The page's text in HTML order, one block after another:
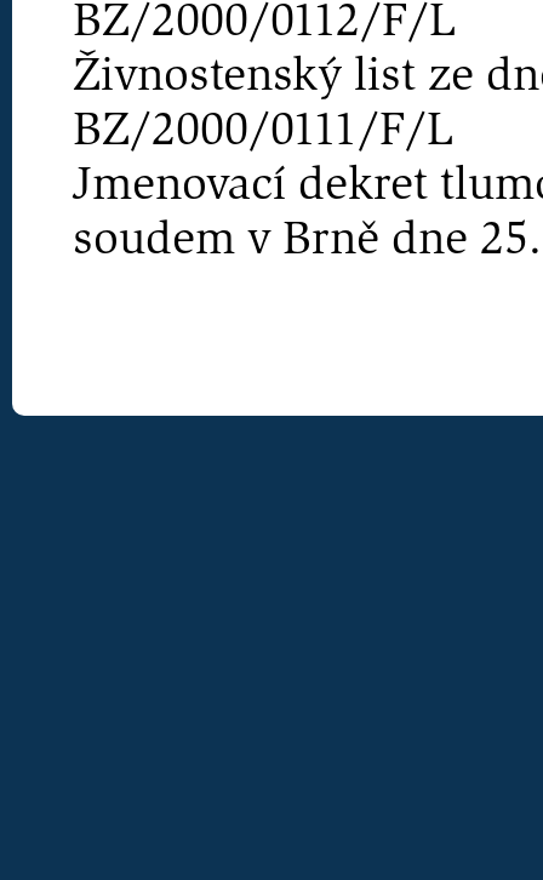
BZ/2000/0112/F/L
Živnostenský list ze
BZ/2000/0111/F/L
Jmenovací dekret
soudem v Brně dne